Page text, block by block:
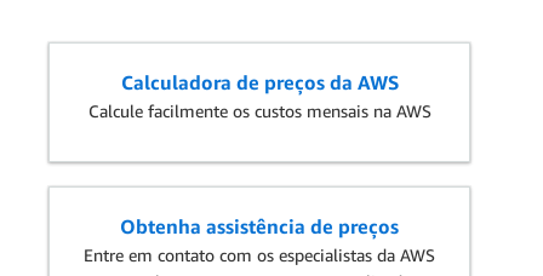
Calculadora de preços da AWS
Calcule facilmente os custos mensais na AWS
Obtenha assistência de preços
Entre em contato com os especialistas da AWS